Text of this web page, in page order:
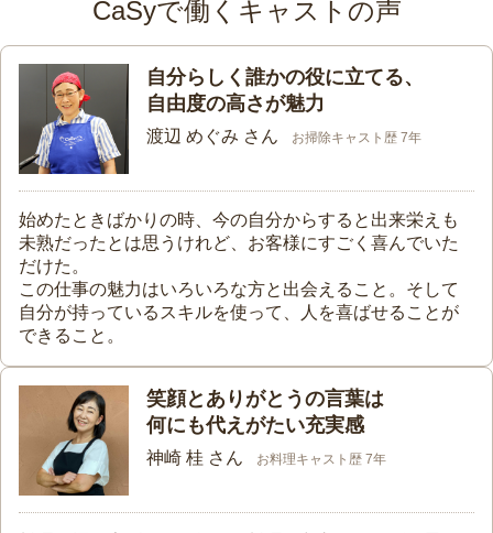
CaSyで働くキャストの声
自分らしく誰かの役に立てる、
自由度の高さが魅力
渡辺 めぐみ さん お掃除キャスト歴 7年
始めたときばかりの時、今の自分からすると出来栄えも
未熟だったとは思うけれど、お客様にすごく喜んでいた
だけた。
この仕事の魅力はいろいろな方と出会えること。そして
自分が持っているスキルを使って、人を喜ばせることが
できること。
笑顔とありがとうの言葉は
何にも代えがたい充実感
神崎 桂 さん お料理キャスト歴 7年